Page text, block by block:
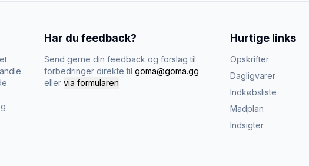
Har du feedback?
Send gerne din feedback og forslag til
forbedringer direkte til goma@goma.gg
eller via formularen
Hurtige links
Opskrifter
Dagligvarer
Indkøbsliste
Madplan
Indsigter